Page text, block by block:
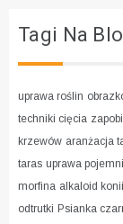
Tagi Na
uprawa roślin
techniki cięcia
krzewów aranżacja
taras uprawa
morfina alkaloid
odtrutki Psianka